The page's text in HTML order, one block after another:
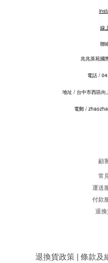
線
聯
兆兆茶苑國
電話 /
地址 / 台中市西區
電郵 /
顧
常
運送
付款
退
退換貨政策 | 條款及